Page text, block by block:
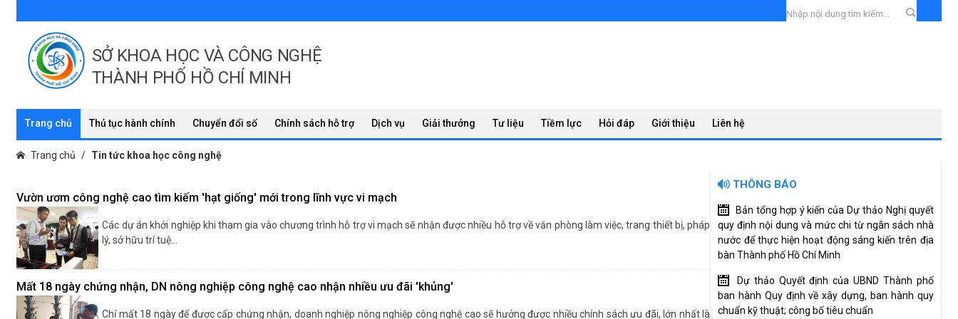
SỞ KHOA HỌC VÀ CÔNG NGHỆ
THÀNH PHỐ HỒ CHÍ MINH
Trang chủ Thủ tục hành chính Chuyển đổi số Chính sách hỗ trợ Dịch vụ Giải thưởng Tư liệu Tiềm lực Hỏi đáp Giới thiệu Liên hệ
Trang chủ Tin tức khoa học công nghệ
Vườn ươm công nghệ cao tìm kiếm 'hạt giống' mới trong lĩnh vực vi mạch
Các dự án khởi nghiệp khi tham gia vào chương trình hỗ trợ vi mạch sẽ nhận được nhiều hỗ trợ về văn phòng làm việc, trang thiết bị, pháp
lý, sở hữu trí tuệ…
Mất 18 ngày chứng nhận, DN nông nghiệp công nghệ cao nhận nhiều ưu đãi 'khủng'
Chỉ mất 18 ngày để được cấp chứng nhận, doanh nghiệp nông nghiệp công nghệ cao sẽ hưởng được nhiều chính sách ưu đãi, lớn nhất là
THÔNG BÁO
Bản tổng hợp ý kiến của Dự thảo Nghị quyết
quy định nội dung và mức chi từ ngân sách nhà
nước để thực hiện hoạt động sáng kiến trên địa
bàn Thành phố Hồ Chí Minh
Dự thảo Quyết định của UBND Thành phố
ban hành Quy định về xây dựng, ban hành quy
chuẩn kỹ thuật; công bố tiêu chuẩn